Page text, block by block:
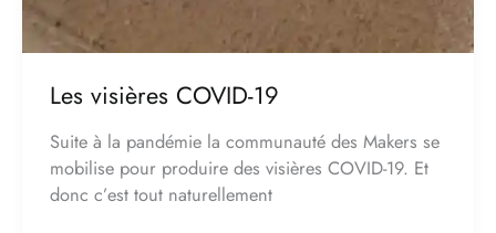
Les visières COVID-19
Suite à la pandémie la communauté des Makers se
mobilise pour produire des visières COVID-19. Et
donc c’est tout naturellement